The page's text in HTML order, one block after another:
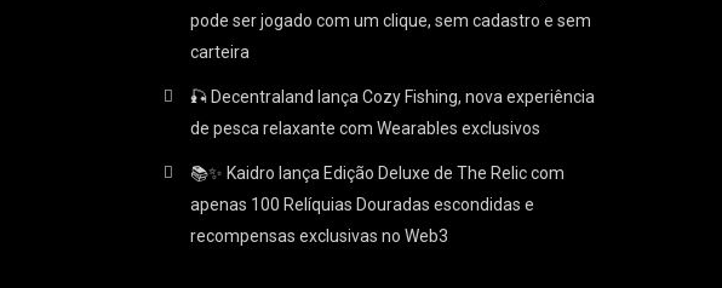
pode ser jogado com um clique, sem cadastro e sem
carteira
🎣 Decentraland lança Cozy Fishing, nova experiência
de pesca relaxante com Wearables exclusivos
📚✨ Kaidro lança Edição Deluxe de The Relic com
apenas 100 Relíquias Douradas escondidas e
recompensas exclusivas no Web3